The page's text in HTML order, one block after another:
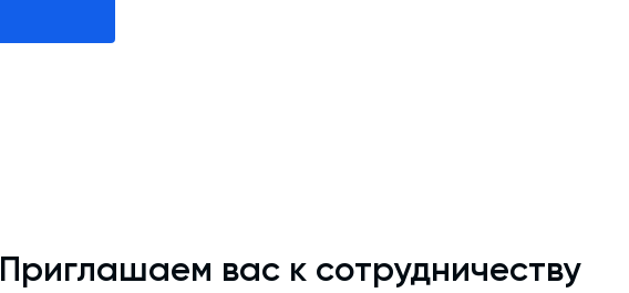
Приглашаем вас к сотрудничеству